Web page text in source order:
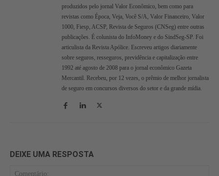
produzidos pelo jornal Valor Econômico, bem como para
revistas como Época, Veja, Você S/A, Valor Financeiro, Valor
1000, Fiesp, ACSP, Revista de Seguros (CNSeg) entre outras
publicações. É colunista do InfoMoney e do SindSeg-SP. Foi
articulista da Revista Apólice. Escreveu artigos diariamente
sobre seguros, resseguros, previdência e capitalização entre
1992 até agosto de 2008 para o jornal econômico Gazeta
Mercantil. Recebeu, por 12 vezes, o prêmio de melhor jornalista
de seguro em concursos diversos do setor e da grande mídia.
DEIXE UMA RESPOSTA